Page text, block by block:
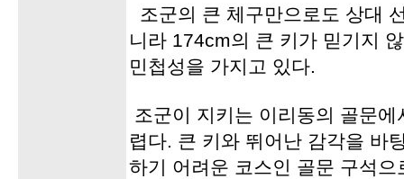
조군의 큰 체구만으로도 상대
니라 174cm의 큰 키가 믿기지
민첩성을 가지고 있다.
조군이 지키는 이리동의 골문
렵다. 큰 키와 뛰어난 감각을 바
하기 어려운 코스인 골문 구석